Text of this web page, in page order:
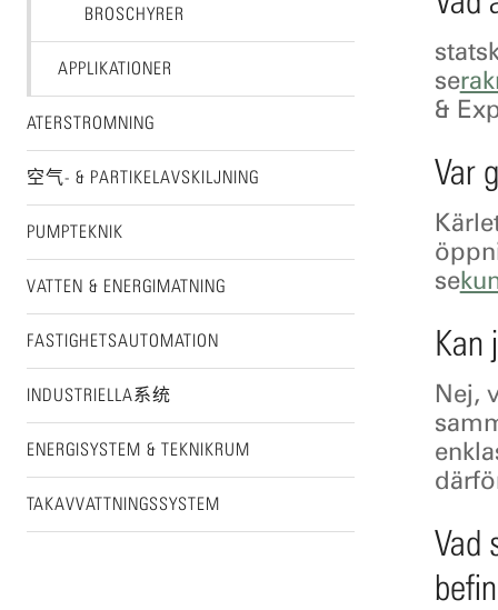
BROSCHYRER
APPLIKATIONER
ATERSTROMNING
空气- & PARTIKELAVSKILJNING
PUMPTEKNIK
VATTEN & ENERGIMATNING
FASTIGHETSAUTOMATION
INDUSTRIELLA系统
ENERGISYSTEM & TEKNIKRUM
TAKAVVATTNINGSSYSTEM
se
&
Var
se
Kan
Nej,
Vad